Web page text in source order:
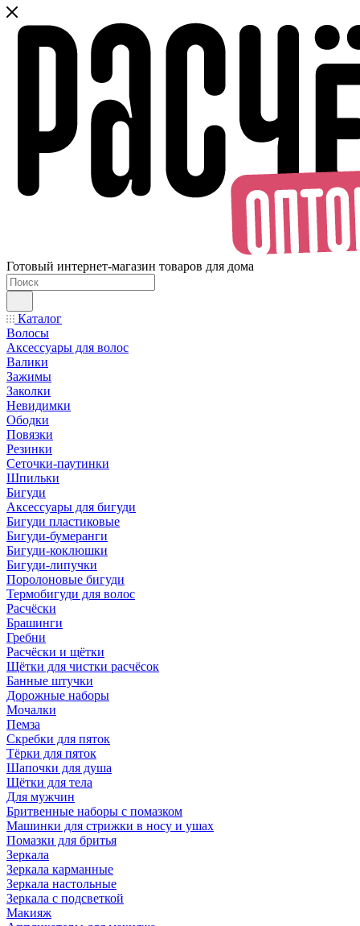
Готовый интернет-магазин товаров для дома
Каталог
Волосы
Аксессуары для волос
Валики
Зажимы
Заколки
Невидимки
Ободки
Повязки
Резинки
Сеточки-паутинки
Шпильки
Бигуди
Аксессуары для бигуди
Бигуди пластиковые
Бигуди-бумеранги
Бигуди-коклюшки
Бигуди-липучки
Поролоновые бигуди
Термобигуди для волос
Расчёски
Брашинги
Гребни
Расчёски и щётки
Щётки для чистки расчёсок
Банные штучки
Дорожные наборы
Мочалки
Пемза
Скребки для пяток
Тёрки для пяток
Шапочки для душа
Щётки для тела
Для мужчин
Бритвенные наборы с помазком
Машинки для стрижки в носу и ушах
Помазки для бритья
Зеркала
Зеркала карманные
Зеркала настольные
Зеркала с подсветкой
Макияж